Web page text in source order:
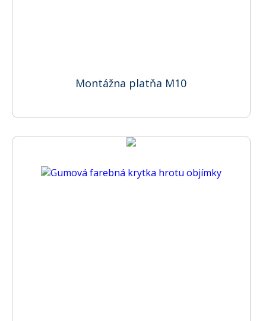
Montážna platňa M10